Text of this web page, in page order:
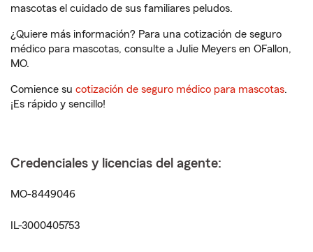
mascotas el cuidado de sus familiares peludos.
¿Quiere más información? Para una cotización de seguro
médico para mascotas, consulte a Julie Meyers en OFallon,
MO.
Comience su cotización de seguro médico para mascotas.
¡Es rápido y sencillo!
Credenciales y licencias del agente:
MO-8449046
IL-3000405753